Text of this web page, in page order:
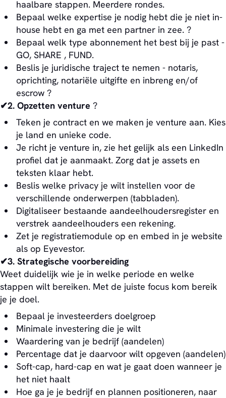
haalbare stappen. Meerdere rondes.
Bepaal welke expertise je nodig hebt die je niet in-
house hebt en ga met een partner in zee. ?
Bepaal welk type abonnement het best bij je past -
GO, SHARE , FUND.
Beslis je juridische traject te nemen - notaris,
oprichting, notariële uitgifte en inbreng en/of
escrow ?
✔2. Opzetten venture ?
Teken je contract en we maken je venture aan. Kies
je land en unieke code.
Je richt je venture in, zie het gelijk als een LinkedIn
profiel dat je aanmaakt. Zorg dat je assets en
teksten klaar hebt.
Beslis welke privacy je wilt instellen voor de
verschillende onderwerpen (tabbladen).
Digitaliseer bestaande aandeelhoudersregister en
verstrek aandeelhouders een rekening.
Zet je registratiemodule op en embed in je website
als op Eyevestor.
✔3. Strategische voorbereiding
Weet duidelijk wie je in welke periode en welke
stappen wilt bereiken. Met de juiste focus kom bereik
je je doel.
Bepaal je investeerders doelgroep
Minimale investering die je wilt
Waardering van je bedrijf (aandelen)
Percentage dat je daarvoor wilt opgeven (aandelen)
Soft-cap, hard-cap en wat je gaat doen wanneer je
het niet haalt
Hoe ga je je bedrijf en plannen positioneren, naar